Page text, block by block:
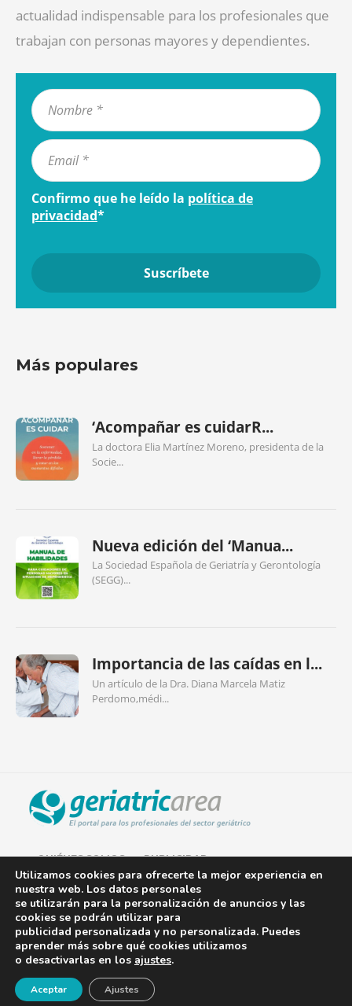
actualidad indispensable para los profesionales que
trabajan con personas mayores y dependientes.
Confirmo que he leído la política de
privacidad*
Más populares
‘Acompañar es cuidarR...
La doctora Elia Martínez Moreno, presidenta de la
Socie...
Nueva edición del ‘Manua...
La Sociedad Española de Geriatría y Gerontología
(SEGG)...
Importancia de las caídas en l...
Un artículo de la Dra. Diana Marcela Matiz
Perdomo,médi...
QUIÉNES SOMOS PUBLICIDAD
AVISO LEGAL
POLÍTICA DE COOKIES
POLÍTICA DE PRIVACIDAD
CONTACTO¡Newsletter!
Utilizamos cookies para ofrecerte la mejor experiencia en
nuestra web. Los datos personales
se utilizarán para la personalización de anuncios y las
cookies se podrán utilizar para
publicidad personalizada y no personalizada. Puedes
aprender más sobre qué cookies utilizamos
o desactivarlas en los ajustes.
Aceptar Ajustes